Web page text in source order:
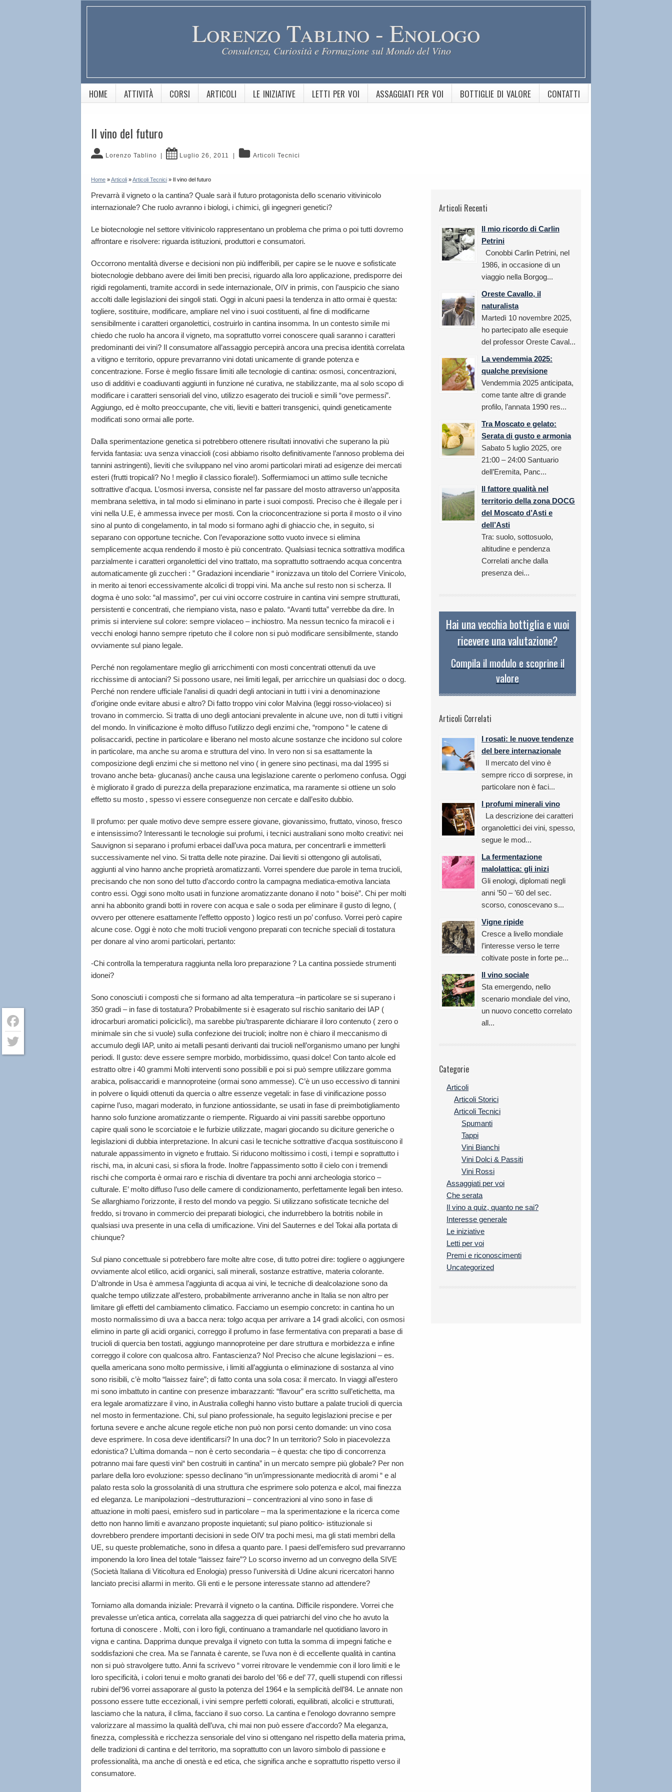
Lorenzo Tablino - Enologo
Consulenza, Curiosità e Formazione sul Mondo del Vino
HOME ATTIVITÀ CORSI ARTICOLI LE INIZIATIVE LETTI PER VOI ASSAGGIATI PER VOI BOTTIGLIE DI VALORE CONTATTI
Il vino del futuro
Lorenzo Tablino Luglio 26, 2011 Articoli Tecnici
Home »Articoli »Articoli Tecnici » Il vino del futuro
Prevarrà il vigneto o la cantina? Quale sarà il futuro protagonista dello scenario vitivinicolo
internazionale? Che ruolo avranno i biologi, i chimici, gli ingegneri genetici?
Le biotecnologie nel settore vitivinicolo rappresentano un problema che prima o poi tutti dovremo
affrontare e risolvere: riguarda istituzioni, produttori e consumatori.
Occorrono mentalità diverse e decisioni non più indifferibili, per capire se le nuove e sofisticate
biotecnologie debbano avere dei limiti ben precisi, riguardo alla loro applicazione, predisporre dei
rigidi regolamenti, tramite accordi in sede internazionale, OIV in primis, con l’auspicio che siano
accolti dalle legislazioni dei singoli stati. Oggi in alcuni paesi la tendenza in atto ormai è questa:
togliere, sostituire, modificare, ampliare nel vino i suoi costituenti, al fine di modificarne
sensibilmente i caratteri organolettici, costruirlo in cantina insomma. In un contesto simile mi
chiedo che ruolo ha ancora il vigneto, ma soprattutto vorrei conoscere quali saranno i caratteri
predominanti dei vini? Il consumatore all’assaggio percepirà ancora una precisa identità correlata
a vitigno e territorio, oppure prevarranno vini dotati unicamente di grande potenza e
concentrazione. Forse è meglio fissare limiti alle tecnologie di cantina: osmosi, concentrazioni,
uso di additivi e coadiuvanti aggiunti in funzione né curativa, ne stabilizzante, ma al solo scopo di
modificare i caratteri sensoriali del vino, utilizzo esagerato dei trucioli e simili “ove permessi”.
Aggiungo, ed è molto preoccupante, che viti, lieviti e batteri transgenici, quindi geneticamente
modificati sono ormai alle porte.
Dalla sperimentazione genetica si potrebbero ottenere risultati innovativi che superano la più
fervida fantasia: uva senza vinaccioli (cosi abbiamo risolto definitivamente l’annoso problema dei
tannini astringenti), lieviti che sviluppano nel vino aromi particolari mirati ad esigenze dei mercati
esteri (frutti tropicali? No ! meglio il classico fiorale!). Soffermiamoci un attimo sulle tecniche
sottrattive d’acqua. L’osmosi inversa, consiste nel far passare del mosto attraverso un’apposita
membrana selettiva, in tal modo si eliminano in parte i suoi composti. Preciso che è illegale per i
vini nella U.E, è ammessa invece per mosti. Con la crioconcentrazione si porta il mosto o il vino
sino al punto di congelamento, in tal modo si formano aghi di ghiaccio che, in seguito, si
separano con opportune tecniche. Con l’evaporazione sotto vuoto invece si elimina
semplicemente acqua rendendo il mosto è più concentrato. Qualsiasi tecnica sottrattiva modifica
parzialmente i caratteri organolettici del vino trattato, ma soprattutto sottraendo acqua concentra
automaticamente gli zuccheri : ” Gradazioni incendiarie “ ironizzava un titolo del Corriere Vinicolo,
in merito ai tenori eccessivamente alcolici di troppi vini. Ma anche sul resto non si scherza. Il
dogma è uno solo: “al massimo”, per cui vini occorre costruire in cantina vini sempre strutturati,
persistenti e concentrati, che riempiano vista, naso e palato. “Avanti tutta” verrebbe da dire. In
primis si interviene sul colore: sempre violaceo – inchiostro. Ma nessun tecnico fa miracoli e i
vecchi enologi hanno sempre ripetuto che il colore non si può modificare sensibilmente, stando
ovviamente sul piano legale.
Perché non regolamentare meglio gli arricchimenti con mosti concentrati ottenuti da uve
ricchissime di antociani? Si possono usare, nei limiti legali, per arricchire un qualsiasi doc o docg.
Perché non rendere ufficiale l‘analisi di quadri degli antociani in tutti i vini a denominazione
d’origine onde evitare abusi e altro? Di fatto troppo vini color Malvina (leggi rosso-violaceo) si
trovano in commercio. Si tratta di uno degli antociani prevalente in alcune uve, non di tutti i vitigni
del mondo. In vinificazione è molto diffuso l’utilizzo degli enzimi che, “rompono “ le catene di
polisaccaridi, pectine in particolare e liberano nel mosto alcune sostanze che incidono sul colore
in particolare, ma anche su aroma e struttura del vino. In vero non si sa esattamente la
composizione degli enzimi che si mettono nel vino ( in genere sino pectinasi, ma dal 1995 si
trovano anche beta- glucanasi) anche causa una legislazione carente o perlomeno confusa. Oggi
è migliorato il grado di purezza della preparazione enzimatica, ma raramente si ottiene un solo
effetto su mosto , spesso vi essere conseguenze non cercate e dall’esito dubbio.
Il profumo: per quale motivo deve sempre essere giovane, giovanissimo, fruttato, vinoso, fresco
e intensissimo? Interessanti le tecnologie sui profumi, i tecnici australiani sono molto creativi: nei
Sauvignon si separano i profumi erbacei dall’uva poca matura, per concentrarli e immetterli
successivamente nel vino. Si tratta delle note pirazine. Dai lieviti si ottengono gli autolisati,
aggiunti al vino hanno anche proprietà aromatizzanti. Vorrei spendere due parole in tema trucioli,
precisando che non sono del tutto d’accordo contro la campagna mediatica-emotiva lanciata
contro essi. Oggi sono molto usati in funzione aromatizzante donano il noto “ boisè”. Chi per molti
anni ha abbonito grandi botti in rovere con acqua e sale o soda per eliminare il gusto di legno, (
ovvero per ottenere esattamente l’effetto opposto ) logico resti un po’ confuso. Vorrei però capire
alcune cose. Oggi è noto che molti trucioli vengono preparati con tecniche speciali di tostatura
per donare al vino aromi particolari, pertanto:
-Chi controlla la temperatura raggiunta nella loro preparazione ? La cantina possiede strumenti
idonei?
Sono conosciuti i composti che si formano ad alta temperatura –in particolare se si superano i
350 gradi – in fase di tostatura? Probabilmente si è esagerato sul rischio sanitario dei IAP (
idrocarburi aromatici policiclici), ma sarebbe piu’trasparente dichiarare il loro contenuto ( zero o
minimale sin che si vuole) sulla confezione dei trucioli; inoltre non è chiaro il meccanismo di
accumulo degli IAP, unito ai metalli pesanti derivanti dai trucioli nell’organismo umano per lunghi
periodi. Il gusto: deve essere sempre morbido, morbidissimo, quasi dolce! Con tanto alcole ed
estratto oltre i 40 grammi Molti interventi sono possibili e poi si può sempre utilizzare gomma
arabica, polisaccaridi e mannoproteine (ormai sono ammesse). C’è un uso eccessivo di tannini
in polvere o liquidi ottenuti da quercia o altre essenze vegetali: in fase di vinificazione posso
capirne l’uso, magari moderato, in funzione antiossidante, se usati in fase di preimbotigliamento
hanno solo funzione aromatizzante o riempente. Riguardo ai vini passiti sarebbe opportuno
capire quali sono le scorciatoie e le furbizie utilizzate, magari giocando su diciture generiche o
legislazioni di dubbia interpretazione. In alcuni casi le tecniche sottrattive d’acqua sostituiscono il
naturale appassimento in vigneto e fruttaio. Si riducono moltissimo i costi, i tempi e soprattutto i
rischi, ma, in alcuni casi, si sfiora la frode. Inoltre l’appassimento sotto il cielo con i tremendi
rischi che comporta è ormai raro e rischia di diventare tra pochi anni archeologia storico –
culturale. E’ molto diffuso l’uso delle camere di condizionamento, perfettamente legali ben inteso.
Se allarghiamo l’orizzonte, il resto del mondo va peggio. Si utilizzano sofisticate tecniche del
freddo, si trovano in commercio dei preparati biologici, che indurrebbero la botritis nobile in
qualsiasi uva presente in una cella di umificazione. Vini del Sauternes e del Tokai alla portata di
chiunque?
Sul piano concettuale si potrebbero fare molte altre cose, di tutto potrei dire: togliere o aggiungere
ovviamente alcol etilico, acidi organici, sali minerali, sostanze estrattive, materia colorante.
D’altronde in Usa è ammesa l’aggiunta di acqua ai vini, le tecniche di dealcolazione sono da
qualche tempo utilizzate all’estero, probabilmente arriveranno anche in Italia se non altro per
limitare gli effetti del cambiamento climatico. Facciamo un esempio concreto: in cantina ho un
mosto normalissimo di uva a bacca nera: tolgo acqua per arrivare a 14 gradi alcolici, con osmosi
elimino in parte gli acidi organici, correggo il profumo in fase fermentativa con preparati a base di
trucioli di quercia ben tostati, aggiungo mannoproteine per dare struttura e morbidezza e infine
correggo il colore con qualcosa altro. Fantascienza? No! Preciso che alcune legislazioni – es.
quella americana sono molto permissive, i limiti all’aggiunta o eliminazione di sostanza al vino
sono risibili, c’è molto “laissez faire”; di fatto conta una sola cosa: il mercato. In viaggi all’estero
mi sono imbattuto in cantine con presenze imbarazzanti: “flavour” era scritto sull’etichetta, ma
era legale aromatizzare il vino, in Australia colleghi hanno visto buttare a palate trucioli di quercia
nel mosto in fermentazione. Chi, sul piano professionale, ha seguito legislazioni precise e per
fortuna severe e anche alcune regole etiche non può non porsi cento domande: un vino cosa
deve esprimere. In cosa deve identificarsi? In una doc? In un territorio? Solo in piacevolezza
edonistica? L’ultima domanda – non è certo secondaria – è questa: che tipo di concorrenza
potranno mai fare questi vini“ ben costruiti in cantina” in un mercato sempre più globale? Per non
parlare della loro evoluzione: spesso declinano “in un’impressionante mediocrità di aromi “ e al
palato resta solo la grossolanità di una struttura che esprimere solo potenza e alcol, mai finezza
ed eleganza. Le manipolazioni –destrutturazioni – concentrazioni al vino sono in fase di
attuazione in molti paesi, emisfero sud in particolare – ma la sperimentazione e la ricerca come
detto non hanno limiti e avanzano proposte inquietanti; sul piano politico- istituzionale si
dovrebbero prendere importanti decisioni in sede OIV tra pochi mesi, ma gli stati membri della
UE, su queste problematiche, sono in difesa a quanto pare. I paesi dell’emisfero sud prevarranno
imponendo la loro linea del totale “laissez faire”? Lo scorso inverno ad un convegno della SIVE
(Società Italiana di Viticoltura ed Enologia) presso l’università di Udine alcuni ricercatori hanno
lanciato precisi allarmi in merito. Gli enti e le persone interessate stanno ad attendere?
Torniamo alla domanda iniziale: Prevarrà il vigneto o la cantina. Difficile rispondere. Vorrei che
prevalesse un’etica antica, correlata alla saggezza di quei patriarchi del vino che ho avuto la
fortuna di conoscere . Molti, con i loro figli, continuano a tramandarle nel quotidiano lavoro in
vigna e cantina. Dapprima dunque prevalga il vigneto con tutta la somma di impegni fatiche e
soddisfazioni che crea. Ma se l’annata è carente, se l’uva non è di eccellente qualità in cantina
non si può stravolgere tutto. Anni fa scrivevo “ vorrei ritrovare le vendemmie con il loro limiti e le
loro specificità, i colori tenui e molto granati dei barolo del ’66 e del’ 77, quelli stupendi con riflessi
rubini del’96 vorrei assaporare al gusto la potenza del 1964 e la semplicità dell’84. Le annate non
possono essere tutte eccezionali, i vini sempre perfetti colorati, equilibrati, alcolici e strutturati,
lasciamo che la natura, il clima, facciano il suo corso. La cantina e l’enologo dovranno sempre
valorizzare al massimo la qualità dell’uva, chi mai non può essere d’accordo? Ma eleganza,
finezza, complessità e ricchezza sensoriale del vino si ottengano nel rispetto della materia prima,
delle tradizioni di cantina e del territorio, ma soprattutto con un lavoro simbolo di passione e
professionalità, ma anche di onestà e ed etica, che significa anche e soprattutto rispetto verso il
consumatore.
Articoli Recenti
Il mio ricordo di Carlin
Petrini
Conobbi Carlin Petrini, nel
1986, in occasione di un
viaggio nella Borgog...
Oreste Cavallo, il
naturalista
Martedì 10 novembre 2025,
ho partecipato alle esequie
del professor Oreste Caval...
La vendemmia 2025:
qualche previsione
Vendemmia 2025 anticipata,
come tante altre di grande
profilo, l’annata 1990 res...
Tra Moscato e gelato:
Serata di gusto e armonia
Sabato 5 luglio 2025, ore
21:00 – 24:00 Santuario
dell’Eremita, Panc...
Il fattore qualità nel
territorio della zona DOCG
del Moscato d’Asti e
dell’Asti
Tra: suolo, sottosuolo,
altitudine e pendenza
Correlati anche dalla
presenza dei...
Hai una vecchia bottiglia e vuoi
ricevere una valutazione?
Compila il modulo e scoprine il
valore
Articoli Correlati
I rosati: le nuove tendenze
del bere internazionale
Il mercato del vino è
sempre ricco di sorprese, in
particolare non è faci...
I profumi minerali vino
La descrizione dei caratteri
organolettici dei vini, spesso,
segue le mod...
La fermentazione
malolattica: gli inizi
Gli enologi, diplomati negli
anni ’50 – ’60 del sec.
scorso, conoscevano s...
Vigne ripide
Cresce a livello mondiale
l’interesse verso le terre
coltivate poste in forte pe...
Il vino sociale
Sta emergendo, nello
scenario mondiale del vino,
un nuovo concetto correlato
all...
Categorie
Articoli
Articoli Storici
Articoli Tecnici
Spumanti
Tappi
Vini Bianchi
Vini Dolci & Passiti
Vini Rossi
Assaggiati per voi
Che serata
Il vino a quiz, quanto ne sai?
Interesse generale
Le iniziative
Letti per voi
Premi e riconoscimenti
Uncategorized
Facebook
Twitter